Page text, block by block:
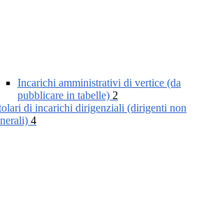
Incarichi amministrativi di vertice (da
pubblicare in tabelle) 2
di incarichi dirigenziali (dirigenti non
4